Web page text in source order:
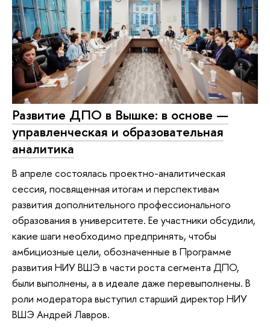
Развитие ДПО в Вышке: в основе —
управленческая и образовательная
аналитика
В апреле состоялась проектно-аналитическая
сессия, посвященная итогам и перспективам
развития дополнительного профессионального
образования в университете. Ее участники обсудили,
какие шаги необходимо предпринять, чтобы
амбициозные цели, обозначенные в Программе
развития НИУ ВШЭ в части роста сегмента ДПО,
были выполнены, а в идеале даже перевыполнены. В
роли модератора выступил старший директор НИУ
ВШЭ Андрей Лавров.